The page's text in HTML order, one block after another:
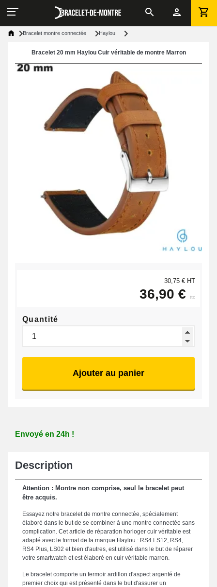
Bracelet montre connectée Haylou
Bracelet 20 mm Haylou Cuir véritable de montre Marron
30,75 € HT
36,90 € ttc
Quantité
Ajouter au panier
Envoyé en 24h !
Description
Attention : Montre non comprise, seul le bracelet peut
être acquis.
Essayez notre bracelet de montre connectée, spécialement
élaboré dans le but de se combiner à une montre connectée sans
complication. Cet article de réparation horloger cuir véritable est
adapté avec le format de la marque Haylou : RS4 LS12, RS4,
RS4 Plus, LS02 et bien d'autres, est utilisé dans le but de réparer
votre smartwatch et est élaboré en cuir véritable marron.
Le bracelet comporte un fermoir ardillon d'aspect argenté de
premier choix qui est présenté dans le but d'assurer un